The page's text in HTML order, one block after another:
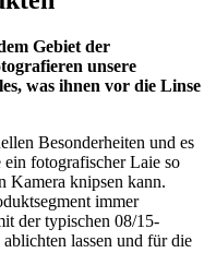
Gebiet der
unsere
was ihnen vor die Linse
Besonderheiten und es
fotografischer Laie so
Kamera knipsen kann.
immer
der typischen 08/15-
lassen und für die